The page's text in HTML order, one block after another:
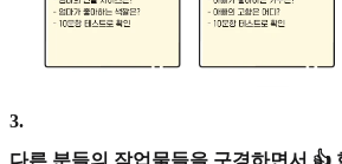
3.
다른 분들의 작업물들을 구경하면서 👍